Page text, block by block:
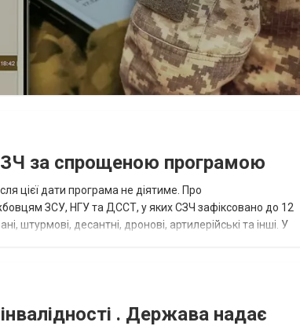
за спрощеною програмою
цієї дати програма не діятиме. Про
ЗСУ, НГУ та ДССТ, у яких СЗЧ зафіксовано до 12
штурмові, десантні, дронові, артилерійські та інші. У
. Держава надає